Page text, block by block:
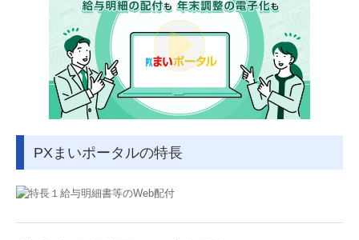
スタッフインタビュー
監査担当者の一日
キャリアアップ
PXまいポータルの特長